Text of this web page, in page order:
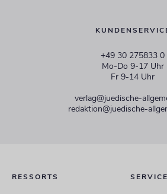
+49 30 275833 0
Mo-Do 9-17 Uhr
Fr 9-14 Uhr
verlag@juedische-
redaktion@juedische-
RESSORTS SERVICE